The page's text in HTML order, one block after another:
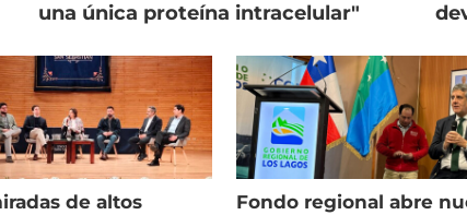
una única proteína intracelular"
de altos
Fondo regional abre